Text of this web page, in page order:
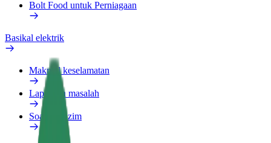
Bolt Food untuk Perniagaan
Basikal elektrik
Makmal keselamatan
Laporkan masalah
Soalan Lazim